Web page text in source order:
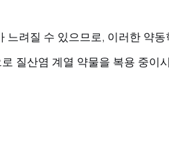
느려질 수 있으므로, 이러한 약
질산염 계열 약물을 복용 중이